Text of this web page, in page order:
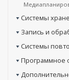
Системы
Запись и
Системы
Программное